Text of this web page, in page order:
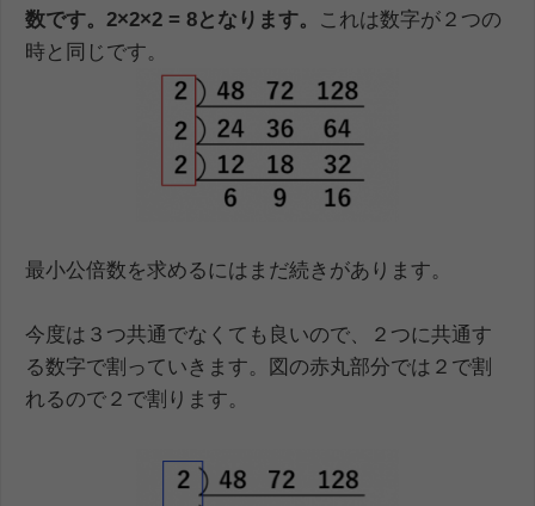
数です。 2×2×2 = 8となります。
これは数字が２つの
時と同じです。
最小公倍数を求めるにはまだ続きがあります。
今度は３つ共通でなくても良いので、２つに共通す
る数字で割っていきます。図の赤丸部分では２で割
れるので２で割ります。